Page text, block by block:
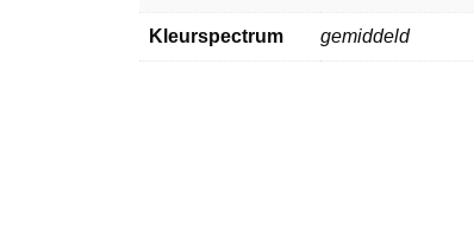
Kleurspectrum gemiddeld